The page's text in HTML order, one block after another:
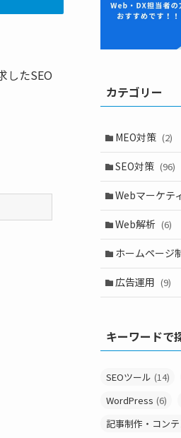
したSEO
カテゴリー
MEO対策 (2)
SEO対策 (96)
Webマーケテ
Web解析 (6)
ホームページ
広告運用 (9)
キーワードで
SEOツール (14)
WordPress (6)
記事制作・コンテ